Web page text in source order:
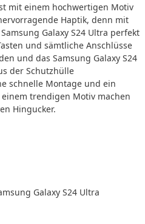
mit einem hochwertigen Motiv
Haptik, denn mit
Galaxy S24 Ultra perfekt
und sämtliche Anschlüsse
und das Samsung Galaxy S24
der Schutzhülle
schnelle Montage und ein
trendigen Motiv machen
Hingucker.
Galaxy S24 Ultra